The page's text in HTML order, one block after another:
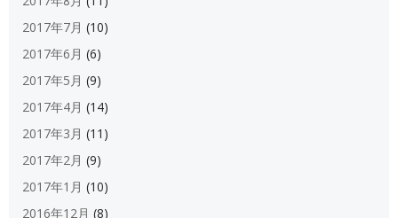
2017年7月 (10)
2017年6月 (6)
2017年5月 (9)
2017年4月 (14)
2017年3月 (11)
2017年2月 (9)
2017年1月 (10)
2016年12月 (8)